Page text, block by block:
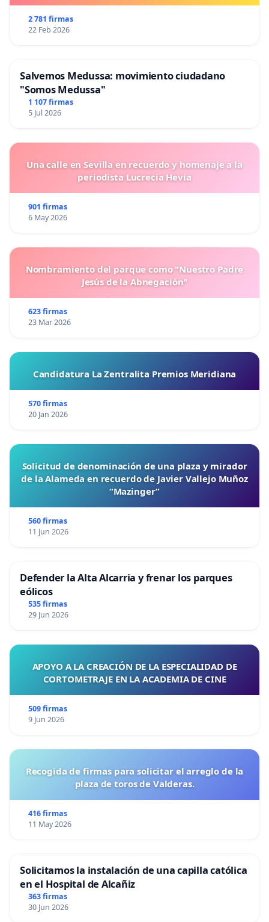
2 781 firmas
22 Feb 2026
Salvemos Medussa: movimiento ciudadano
"Somos Medussa"
1 107 firmas
5 Jul 2026
Una calle en Sevilla en recuerdo y homenaje a la
periodista Lucrecia Hevia
901 firmas
6 May 2026
Nombramiento del parque como "Nuestro Padre
Jesús de la Abnegación"
623 firmas
23 Mar 2026
Candidatura La Zentralita Premios Meridiana
570 firmas
20 Jan 2026
Solicitud de denominación de una plaza y mirador
de la Alameda en recuerdo de Javier Vallejo Muñoz
“Mazinger”
560 firmas
11 Jun 2026
Defender la Alta Alcarria y frenar los parques
eólicos
535 firmas
29 Jun 2026
APOYO A LA CREACIÓN DE LA ESPECIALIDAD DE
CORTOMETRAJE EN LA ACADEMIA DE CINE
509 firmas
9 Jun 2026
Recogida de firmas para solicitar el arreglo de la
plaza de toros de Valderas.
416 firmas
11 May 2026
Solicitamos la instalación de una capilla católica
en el Hospital de Alcañiz
363 firmas
30 Jun 2026